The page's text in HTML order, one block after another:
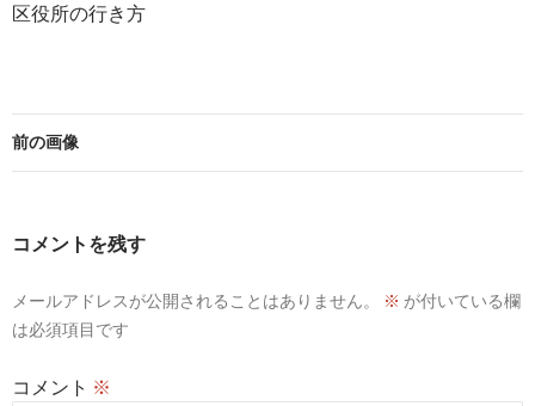
区役所の行き方
前の画像
コメントを残す
メールアドレスが公開されることはありません。 ※ が付いている欄
は必須項目です
コメント ※